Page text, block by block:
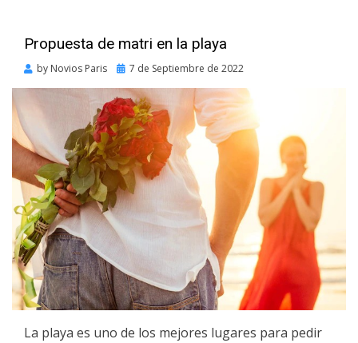
Propuesta de matri en la playa
by Novios Paris
Posted
7 de Septiembre de 2022
La playa es uno de los mejores lugares para pedir